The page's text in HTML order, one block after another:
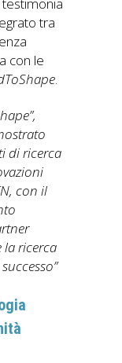
tra
con le
.
di ricerca
con il
ricerca